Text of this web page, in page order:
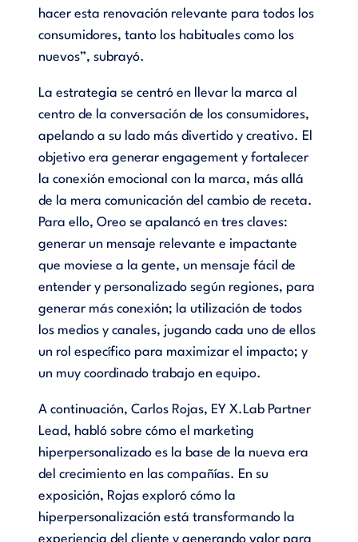
hacer esta renovación relevante para todos los
consumidores, tanto los habituales como los
nuevos”, subrayó.
La estrategia se centró en llevar la marca al
centro de la conversación de los consumidores,
apelando a su lado más divertido y creativo. El
objetivo era generar engagement y fortalecer
la conexión emocional con la marca, más allá
de la mera comunicación del cambio de receta.
Para ello, Oreo se apalancó en tres claves:
generar un mensaje relevante e impactante
que moviese a la gente, un mensaje fácil de
entender y personalizado según regiones, para
generar más conexión; la utilización de todos
los medios y canales, jugando cada uno de ellos
un rol específico para maximizar el impacto; y
un muy coordinado trabajo en equipo.
A continuación, Carlos Rojas, EY X.Lab Partner
Lead, habló sobre cómo el marketing
hiperpersonalizado es la base de la nueva era
del crecimiento en las compañías. En su
exposición, Rojas exploró cómo la
hiperpersonalización está transformando la
experiencia del cliente y generando valor para